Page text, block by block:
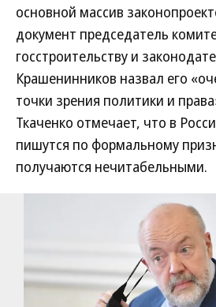
основной массив
документ председатель
госстроительству и
Крашенинников назвал его
точки зрения политики и
Ткаченко отмечает, что в
пишутся по формальному
получаются нечитабельными.